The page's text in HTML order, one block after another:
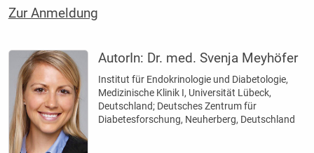
Zur Anmeldung
AutorIn: Dr. med. Svenja Meyhöfer
Institut für Endokrinologie und Diabetologie,
Medizinische Klinik I, Universität Lübeck,
Deutschland; Deutsches Zentrum für
Diabetesforschung, Neuherberg, Deutschland